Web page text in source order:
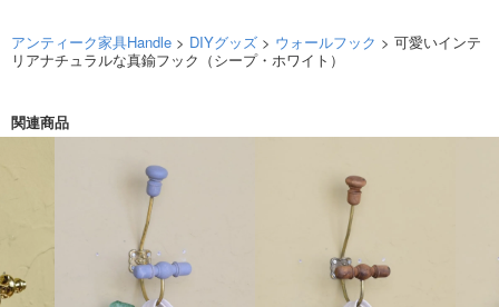
アンティーク家具Handle > DIYグッズ > ウォールフック > 可愛いインテ
リアナチュラルな真鍮フック（シープ・ホワイト）
関連商品